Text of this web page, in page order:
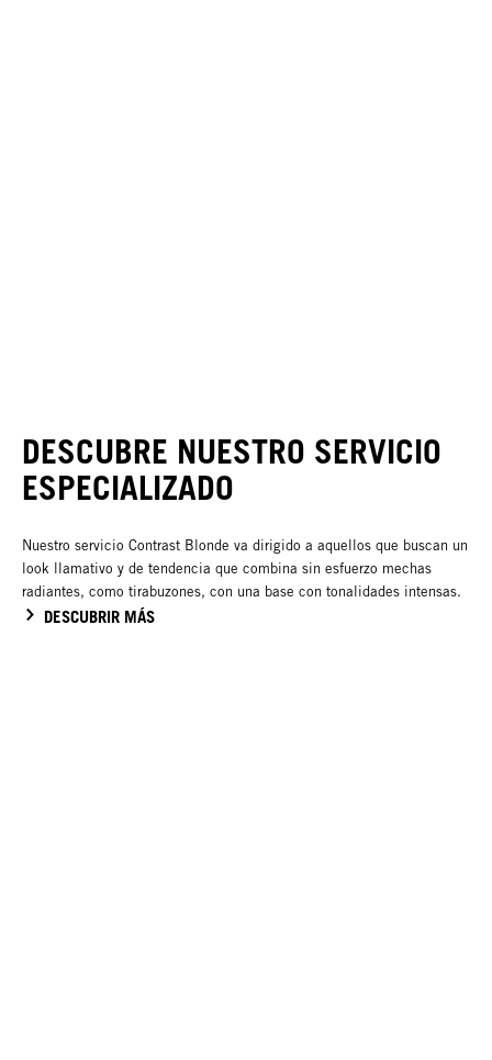
DESCUBRE NUESTRO SERVICIO
ESPECIALIZADO
Nuestro servicio Contrast Blonde va dirigido a aquellos que buscan un
look llamativo y de tendencia que combina sin esfuerzo mechas
radiantes, como tirabuzones, con una base con tonalidades intensas.
DESCUBRIR MÁS